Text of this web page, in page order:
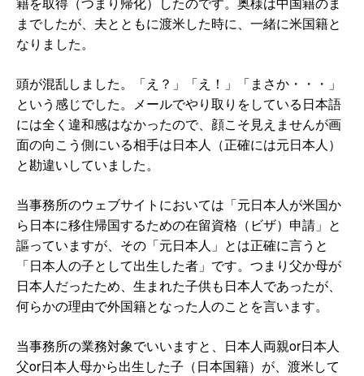
までしたが、夫とともに渡米した時に、一緒に米国籍と
なりました。
頭が混乱しました。「え？」「え！」「まさか・・・」
という感じでした。メールでやり取りをしている日本語
には全く違和感はなかったので、顔こそ見えませんが画
面の向こう側にいる相手は日本人（正確には元日本人）
と勘違いしていました。
当事務所のウェブサイトにおいては「元日本人が米国か
ら日本に移住帰国するための在留資格（ビザ）申請」と
謳っていますが、その「元日本人」とは正確に言うと
「日本人の子として出生した者」です。つまり父か母が
日本人だったため、生まれた子供も日本人であったが、
何らかの理由で外国籍となった人のことを言います。
当事務所の業務対象でいいますと、日本人両親or日本人
父or日本人母から出生した子（日本国籍）が、渡米して